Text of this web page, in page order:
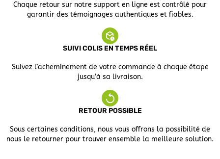
Chaque retour sur notre support en ligne est contrôlé pour
garantir des témoignages authentiques et fiables.
SUIVI COLIS EN TEMPS RÉEL
Suivez l’acheminement de votre commande à chaque étape
jusqu’à sa livraison.
RETOUR POSSIBLE
Sous certaines conditions, nous vous offrons la possibilité de
nous le retourner pour trouver ensemble la meilleure solution.